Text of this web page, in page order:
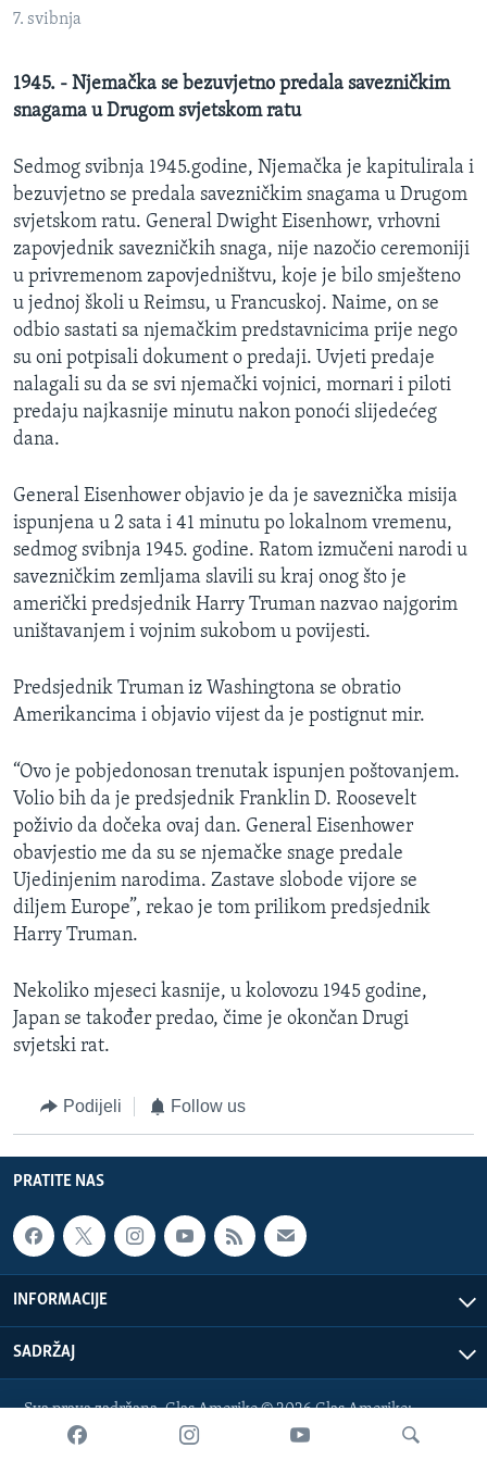
MAGAZIN
Learning English
PRATITE NAS
Jezici
7. svibnja
1945. - Njemačka se bezuvjetno predala savezničkim
snagama u Drugom svjetskom ratu
Sedmog svibnja 1945.godine, Njemačka je kapitulirala i
bezuvjetno se predala savezničkim snagama u Drugom
svjetskom ratu. General Dwight Eisenhowr, vrhovni
zapovjednik savezničkih snaga, nije nazočio ceremoniji
u privremenom zapovjedništvu, koje je bilo smješteno
u jednoj školi u Reimsu, u Francuskoj. Naime, on se
odbio sastati sa njemačkim predstavnicima prije nego
su oni potpisali dokument o predaji. Uvjeti predaje
nalagali su da se svi njemački vojnici, mornari i piloti
predaju najkasnije minutu nakon ponoći slijedećeg
dana.
General Eisenhower objavio je da je saveznička misija
ispunjena u 2 sata i 41 minutu po lokalnom vremenu,
sedmog svibnja 1945. godine. Ratom izmučeni narodi u
savezničkim zemljama slavili su kraj onog što je
američki predsjednik Harry Truman nazvao najgorim
uništavanjem i vojnim sukobom u povijesti.
Predsjednik Truman iz Washingtona se obratio
Amerikancima i objavio vijest da je postignut mir.
“Ovo je pobjedonosan trenutak ispunjen poštovanjem.
Volio bih da je predsjednik Franklin D. Roosevelt
poživio da dočeka ovaj dan. General Eisenhower
obavjestio me da su se njemačke snage predale
Ujedinjenim narodima. Zastave slobode vijore se
diljem Europe”, rekao je tom prilikom predsjednik
Harry Truman.
Nekoliko mjeseci kasnije, u kolovozu 1945 godine,
Japan se također predao, čime je okončan Drugi
svjetski rat.
Podijeli Follow us
PRATITE NAS
INFORMACIJE
SADRŽAJ
Sva prava zadržana. Glas Amerike © 2026 Glas Amerike:
bosnian-service@voanews.com